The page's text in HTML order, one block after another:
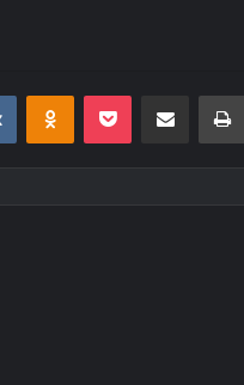
VKontakteOdnoklassniki
Pocket E-Posta ile paylaş